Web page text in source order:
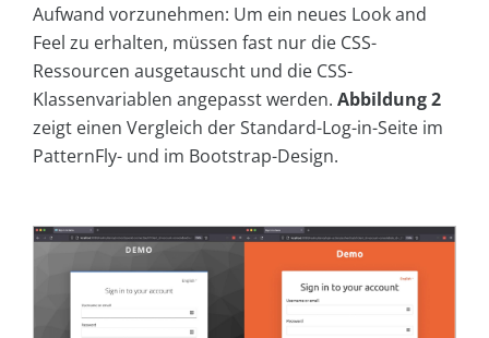
Aufwand vorzunehmen: Um ein neues Look and
Feel zu erhalten, müssen fast nur die CSS-
Ressourcen ausgetauscht und die CSS-
Klassenvariablen angepasst werden. Abbildung 2
zeigt einen Vergleich der Standard-Log-in-Seite im
PatternFly- und im Bootstrap-Design.